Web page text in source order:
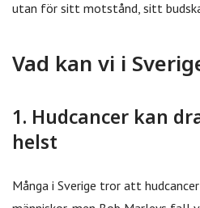
utan för sitt motstånd, sitt
Vad kan vi i
1. Hudcancer kan
helst
Många i Sverige tror att